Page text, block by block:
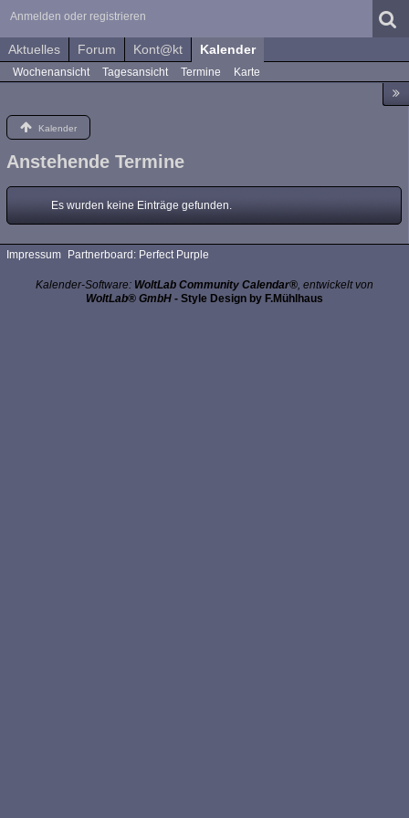
Anmelden oder registrieren
Aktuelles Forum Kont@kt Kalender
Wochenansicht Tagesansicht Termine Karte
Kalender
Anstehende Termine
Es wurden keine Einträge gefunden.
Impressum Partnerboard: Perfect Purple
Kalender-Software: WoltLab Community Calendar®, entwickelt von
WoltLab® GmbH